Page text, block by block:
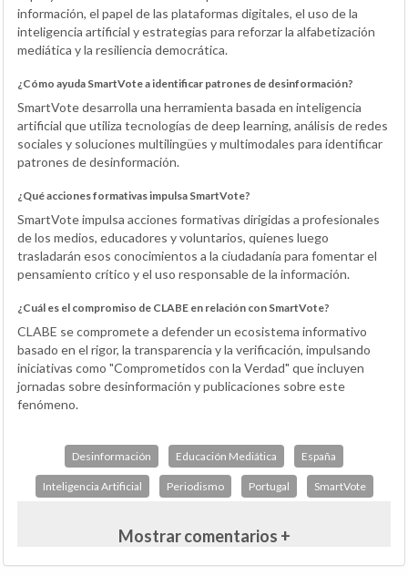
información, el papel de las plataformas digitales, el uso de la
inteligencia artificial y estrategias para reforzar la alfabetización
mediática y la resiliencia democrática.
¿Cómo ayuda SmartVote a identificar patrones de desinformación?
SmartVote desarrolla una herramienta basada en inteligencia
artificial que utiliza tecnologías de deep learning, análisis de redes
sociales y soluciones multilingües y multimodales para identificar
patrones de desinformación.
¿Qué acciones formativas impulsa SmartVote?
SmartVote impulsa acciones formativas dirigidas a profesionales
de los medios, educadores y voluntarios, quienes luego
trasladarán esos conocimientos a la ciudadanía para fomentar el
pensamiento crítico y el uso responsable de la información.
¿Cuál es el compromiso de CLABE en relación con SmartVote?
CLABE se compromete a defender un ecosistema informativo
basado en el rigor, la transparencia y la verificación, impulsando
iniciativas como "Comprometidos con la Verdad" que incluyen
jornadas sobre desinformación y publicaciones sobre este
fenómeno.
Desinformación Educación Mediática España
Inteligencia Artificial Periodismo Portugal SmartVote
Mostrar comentarios +